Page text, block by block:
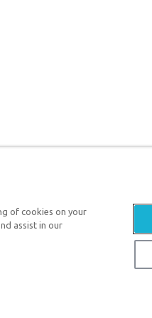
es un ministerio de
el evangelio de
of cookies on your
assist in our